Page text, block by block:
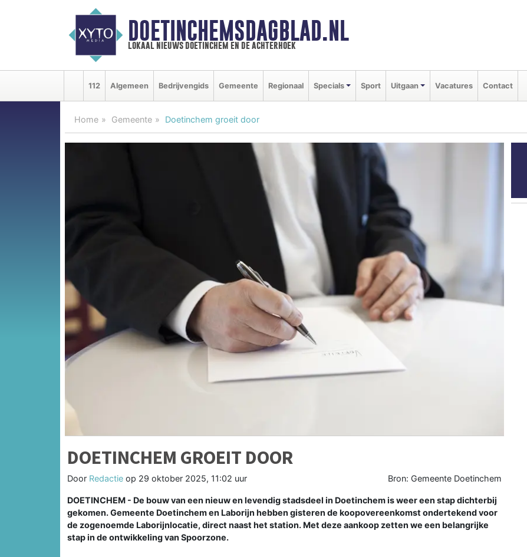
DOETINCHEMSDAGBLAD.NL
lokaal nieuws doetinchem en de achterhoek
112 Algemeen Bedrijvengids Gemeente Regionaal Specials Sport Uitgaan Vacatures Contact
Home Gemeente Doetinchem groeit door
DOETINCHEM GROEIT DOOR
Door Redactie op 29 oktober 2025, 11:02 uur Bron: Gemeente Doetinchem
DOETINCHEM - De bouw van een nieuw en levendig stadsdeel in Doetinchem is weer een stap dichterbij
gekomen. Gemeente Doetinchem en Laborijn hebben gisteren de koopovereenkomst ondertekend voor
de zogenoemde Laborijnlocatie, direct naast het station. Met deze aankoop zetten we een belangrijke
stap in de ontwikkeling van Spoorzone.